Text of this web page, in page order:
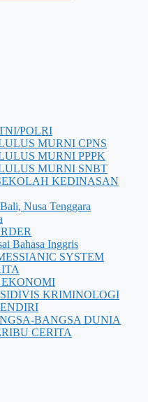
POLRI
MURNI CPNS
MURNI PPPK
MURNI SNBT
KEDINASAN
Nusa Tenggara
Bahasa Inggris
SYSTEM
KRIMINOLOGI
BANGSA DUNIA
CERITA